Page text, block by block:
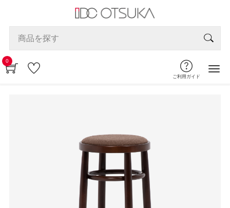
0
ご利用ガイド